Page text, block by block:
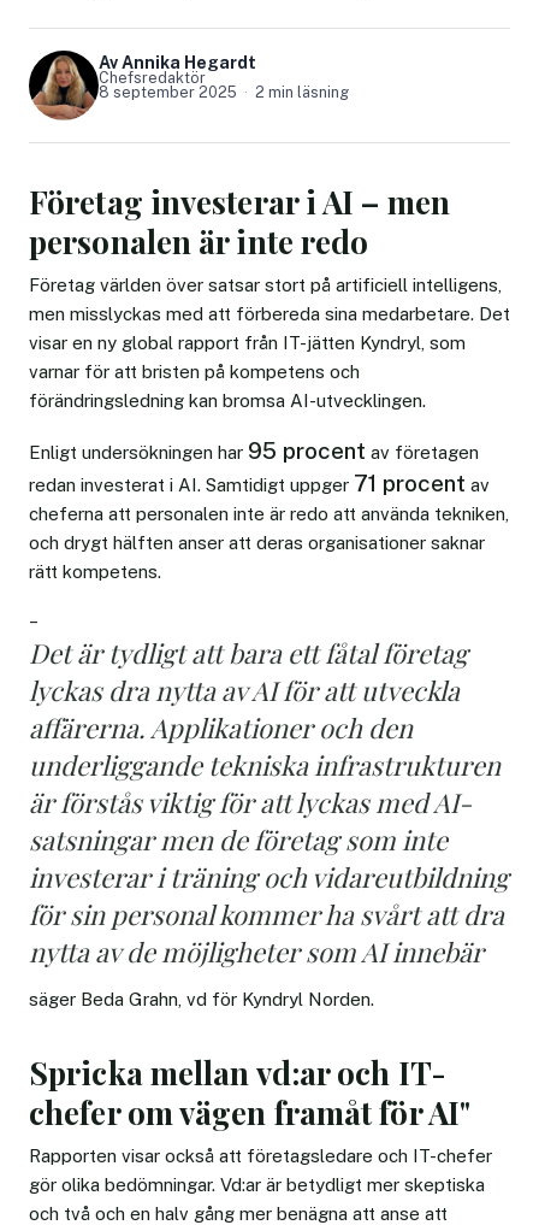
Av Annika Hegardt
Chefsredaktör
8 september 2025
2 min läsning
Företag investerar i AI – men
personalen är inte redo
Företag världen över satsar stort på artificiell intelligens,
men misslyckas med att förbereda sina medarbetare. Det
visar en ny global rapport från IT-jätten Kyndryl, som
varnar för att bristen på kompetens och
förändringsledning kan bromsa AI-utvecklingen.
Enligt undersökningen har 95 procent av företagen
redan investerat i AI. Samtidigt uppger 71 procent av
cheferna att personalen inte är redo att använda tekniken,
och drygt hälften anser att deras organisationer saknar
rätt kompetens.
–
Det är tydligt att bara ett fåtal företag
lyckas dra nytta av AI för att utveckla
affärerna. Applikationer och den
underliggande tekniska infrastrukturen
är förstås viktig för att lyckas med AI-
satsningar men de företag som inte
investerar i träning och vidareutbildning
för sin personal kommer ha svårt att dra
nytta av de möjligheter som AI innebär
säger Beda Grahn, vd för Kyndryl Norden.
Spricka mellan vd:ar och IT-
chefer om vägen framåt för AI"
Rapporten visar också att företagsledare och IT-chefer
gör olika bedömningar. Vd:ar är betydligt mer skeptiska
och två och en halv gång mer benägna att anse att